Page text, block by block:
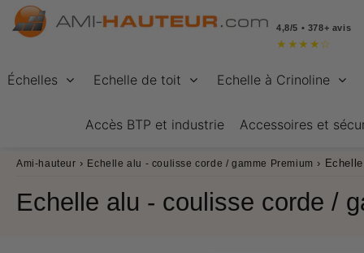
4,8/5 • 378+ avis
★ ★ ★ ★ ☆
Échelles Echelle de toit Echelle à Crinoline
Accès BTP et industrie Accessoires et
Ami-hauteur › Echelle alu - coulisse corde / gamme Premium ›
Echelle alu - coulisse corde /